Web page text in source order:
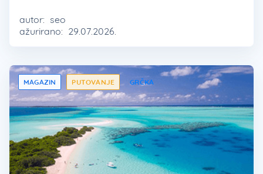
autor: seo
ažurirano: 29.07.2026.
MAGAZIN PUTOVANJE GRČKA